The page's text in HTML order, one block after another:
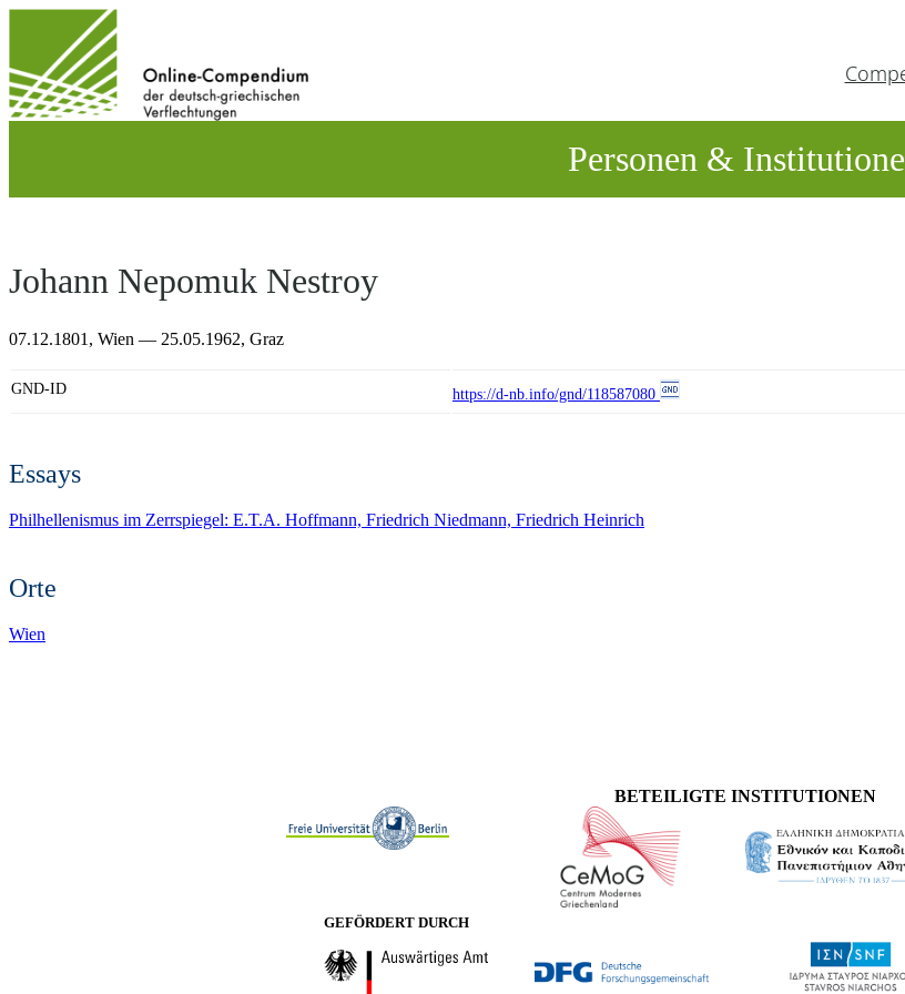
wechseln
Personen &
Johann Nepomuk Nestroy
07.12.1801, Wien — 25.05.1962, Graz
GND-ID https://d-nb.info/gnd/118587080
Essays
Philhellenismus im Zerrspiegel: E.T.A. Hoffmann, Friedrich Niedmann, Friedrich Heinrich
Orte
Wien
BETEILIGTE INSTITUTIONEN
GEFÖRDERT DURCH